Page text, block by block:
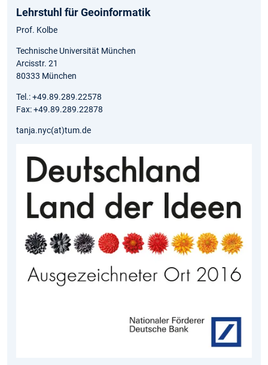
Lehrstuhl für Geoinformatik
Prof. Kolbe
Technische Universität München
Arcisstr. 21
80333 München
Tel.: +49.89.289.22578
Fax: +49.89.289.22878
tanja.nyc(at)tum.de